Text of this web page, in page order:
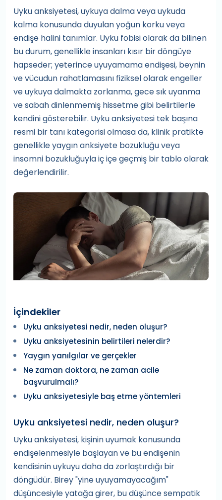
Uyku anksiyetesi, uykuya dalma veya uykuda
kalma konusunda duyulan yoğun korku veya
endişe halini tanımlar. Uyku fobisi olarak da bilinen
bu durum, genellikle insanları kısır bir döngüye
hapseder; yeterince uyuyamama endişesi, beynin
ve vücudun rahatlamasını fiziksel olarak engeller
ve uykuya dalmakta zorlanma, gece sık uyanma
ve sabah dinlenmemiş hissetme gibi belirtilerle
kendini gösterebilir. Uyku anksiyetesi tek başına
resmi bir tanı kategorisi olmasa da, klinik pratikte
genellikle yaygın anksiyete bozukluğu veya
insomni bozukluğuyla iç içe geçmiş bir tablo olarak
değerlendirilir.
İçindekiler
Uyku anksiyetesi nedir, neden oluşur?
Uyku anksiyetesinin belirtileri nelerdir?
Yaygın yanılgılar ve gerçekler
Ne zaman doktora, ne zaman acile
başvurulmalı?
Uyku anksiyetesiyle baş etme yöntemleri
Uyku anksiyetesi nedir, neden oluşur?
Uyku anksiyetesi, kişinin uyumak konusunda
endişelenmesiyle başlayan ve bu endişenin
kendisinin uykuyu daha da zorlaştırdığı bir
döngüdür. Birey "yine uyuyamayacağım"
düşüncesiyle yatağa girer, bu düşünce sempatik